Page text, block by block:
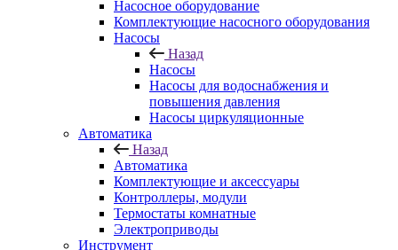
Насосное оборудование
Комплектующие насосного оборудования
Насосы
Назад
Насосы
Насосы для водоснабжения и
повышения давления
Насосы циркуляционные
Автоматика
Назад
Автоматика
Комплектующие и аксессуары
Контроллеры, модули
Термостаты комнатные
Электроприводы
Инструмент